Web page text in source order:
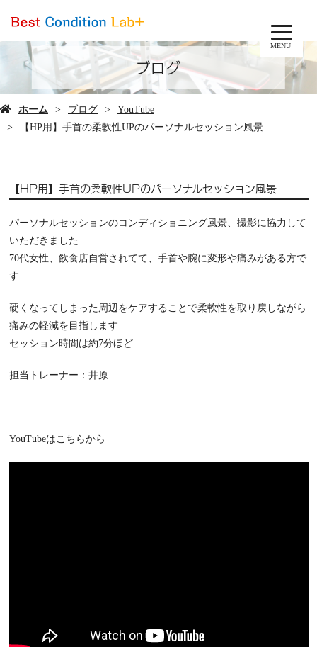
MENU
ブログ
ホーム ブログ
YouTube
【HP用】手首の柔軟性UPのパーソナルセッション風景
【HP用】手首の柔軟性UPのパーソナルセッション風景
パーソナルセッションのコンディショニング風景、撮影に協力して
いただきました
70代女性、飲食店自営されてて、手首や腕に変形や痛みがある方で
す
硬くなってしまった周辺をケアすることで柔軟性を取り戻しながら
痛みの軽減を目指します
セッション時間は約7分ほど
担当トレーナー：井原
YouTubeはこちらから